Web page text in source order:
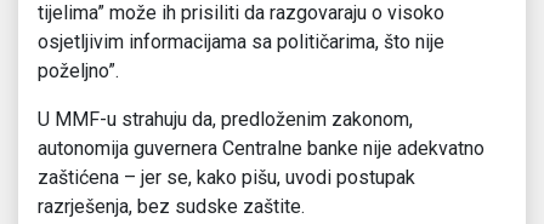
tijelima” može ih prisiliti da razgovaraju o visoko
osjetljivim informacijama sa političarima, što nije
poželjno”.
U MMF-u strahuju da, predloženim zakonom,
autonomija guvernera Centralne banke nije adekvatno
zaštićena – jer se, kako pišu, uvodi postupak
razrješenja, bez sudske zaštite.